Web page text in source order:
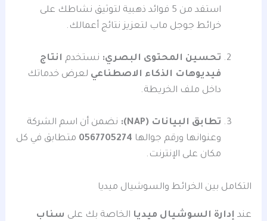
استفد من 5 فوائد ذهبية لتوثيق نشاطك على
خرائط جوجل ماب لتعزيز نتائج أعمالك.
تحسين المحتوى البصري: نستخدم انتاج
فيديوهات الذكاء الاصطناعي لعرض خدماتك
داخل ملف الخريطة.
تطابق البيانات (NAP):
نضمن أن اسم الشركة
وعنوانها ورقم جوالها 0567705274 متطابق في كل
مكان على الإنترنت.
التكامل بين الخرائط والسوشيال ميديا
عند إدارة السوشيال ميديا الخاصة بك على سناب